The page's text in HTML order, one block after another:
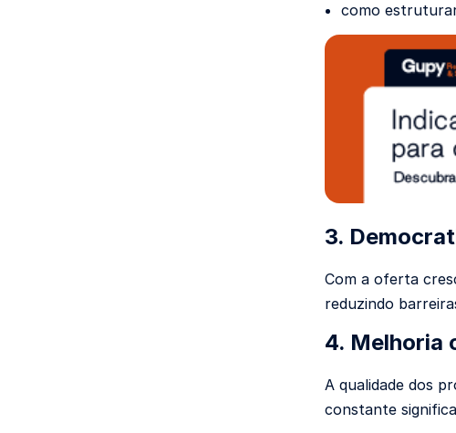
como
3.
Com a oferta
reduzindo
4. Melhoria
A qualidade dos
constante